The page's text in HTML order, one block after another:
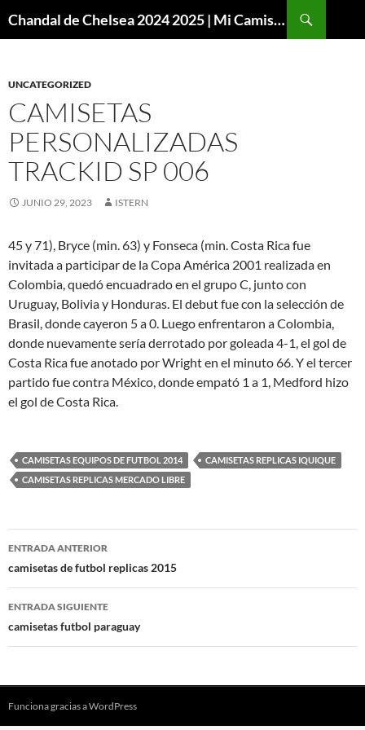
Chandal de Chelsea 2024 2025 | Mi Camiseta Futbol
UNCATEGORIZED
CAMISETAS
PERSONALIZADAS
TRACKID SP 006
JUNIO 29, 2023 ISTERN
45 y 71), Bryce (min. 63) y Fonseca (min. Costa Rica fue
invitada a participar de la Copa América 2001 realizada en
Colombia, quedó encuadrado en el grupo C, junto con
Uruguay, Bolivia y Honduras. El debut fue con la selección de
Brasil, donde cayeron 5 a 0. Luego enfrentaron a Colombia,
donde nuevamente sería derrotado por goleada 4-1, el gol de
Costa Rica fue anotado por Wright en el minuto 66. Y el tercer
partido fue contra México, donde empató 1 a 1, Medford hizo
el gol de Costa Rica.
CAMISETAS EQUIPOS DE FUTBOL 2014
CAMISETAS REPLICAS IQUIQUE
CAMISETAS REPLICAS MERCADO LIBRE
Navegación
de
entradas
ENTRADA ANTERIOR
camisetas de futbol replicas 2015
ENTRADA SIGUIENTE
camisetas futbol paraguay
Funciona gracias a WordPress